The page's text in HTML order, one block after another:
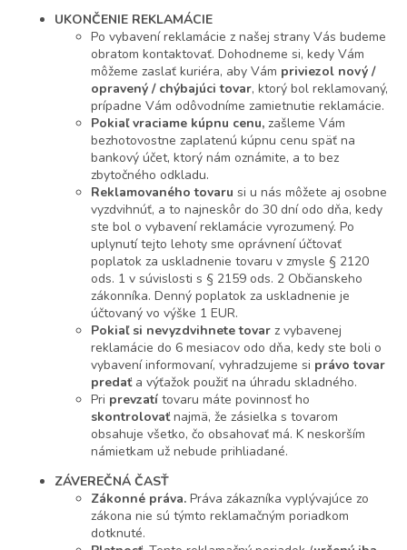
UKONČENIE REKLAMÁCIE
Po vybavení reklamácie z našej strany Vás budeme
obratom kontaktovať. Dohodneme si, kedy Vám
môžeme zaslať kuriéra, aby Vám priviezol nový /
opravený / chýbajúci tovar, ktorý bol reklamovaný,
prípadne Vám odôvodníme zamietnutie reklamácie.
Pokiaľ vraciame kúpnu cenu, zašleme Vám
bezhotovostne zaplatenú kúpnu cenu späť na
bankový účet, ktorý nám oznámite, a to bez
zbytočného odkladu.
Reklamovaného tovaru si u nás môžete aj osobne
vyzdvihnúť, a to najneskôr do 30 dní odo dňa, kedy
ste bol o vybavení reklamácie vyrozumený. Po
uplynutí tejto lehoty sme oprávnení účtovať
poplatok za uskladnenie tovaru v zmysle § 2120
ods. 1 v súvislosti s § 2159 ods. 2 Občianskeho
zákonníka. Denný poplatok za uskladnenie je
účtovaný vo výške 1 EUR.
Pokiaľ si nevyzdvihnete tovar z vybavenej
reklamácie do 6 mesiacov odo dňa, kedy ste boli o
vybavení informovaní, vyhradzujeme si právo tovar
predaťa výťažok použiť na úhradu skladného.
Pri prevzatí tovaru máte povinnosť ho
skontrolovaťnajmä, že zásielka s tovarom
obsahuje všetko, čo obsahovať má. K neskorším
námietkam už nebude prihliadané.
ZÁVEREČNÁ ČASŤ
Zákonné práva. Práva zákazníka vyplývajúce zo
zákona nie sú týmto reklamačným poriadkom
dotknuté.